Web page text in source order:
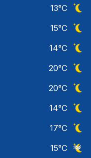
13°C
15°C
14°C
20°C
20°C
14°C
17°C
15°C